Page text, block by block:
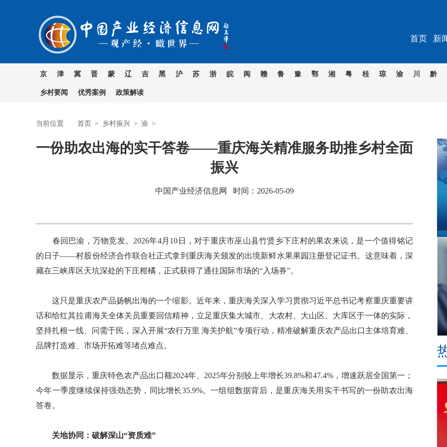
首页 新
京 津 冀 晋 蒙 辽 吉 黑 沪 苏 浙 皖 闽 赣 鲁 豫 鄂 湘 粤 桂 琼 渝 川 黔
乡村要闻 优秀案例 政策解读
当前位置 首页 > 乡村振兴 > 渝 >
一份助农出海的实干答卷——重庆海关精准服务助推乡村全面
振兴
中国产业经济信息网 时间：2026-05-09
春回巴渝，万物竞发。2026年4月10日，对于重庆市巫山县竹贤乡下庄村的果农来说，是一个值得铭记
的日子——村股份经济合作联合社正式拿到重庆海关颁发的出境新鲜水果果园注册登记证书。这意味着，深
藏在三峡库区天坑深处的下庄柑橘，正式获得了通往国际市场的“入场券”。
这只是重庆农产品扬帆出海的一个缩影。近年来，重庆海关深入学习贯彻习近平总书记考察重庆重要讲
话和给红其拉甫海关全体关员重要回信精神，立足重庆集大城市、大农村、大山区、大库区于一体的实际，
坚持扎根一线、问需于民，深入开展“农行万里 海关护航”专项行动，精准破解重庆农产品出口主体培育难、
品牌打造难、市场开拓难等堵点难点。
数据显示，重庆特色农产品出口额2024年、2025年分别较上年增长39.8%和47.4%，增速跃居全国第一；
今年一季度继续保持强劲态势，同比增长35.9%。一组组数据背后，是重庆海关用实干书写的一份助农出海
答卷。
关地协同：破解深山“资质难”